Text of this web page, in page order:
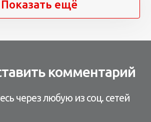
Показать ещё
комментарий
через любую из соц. сетей